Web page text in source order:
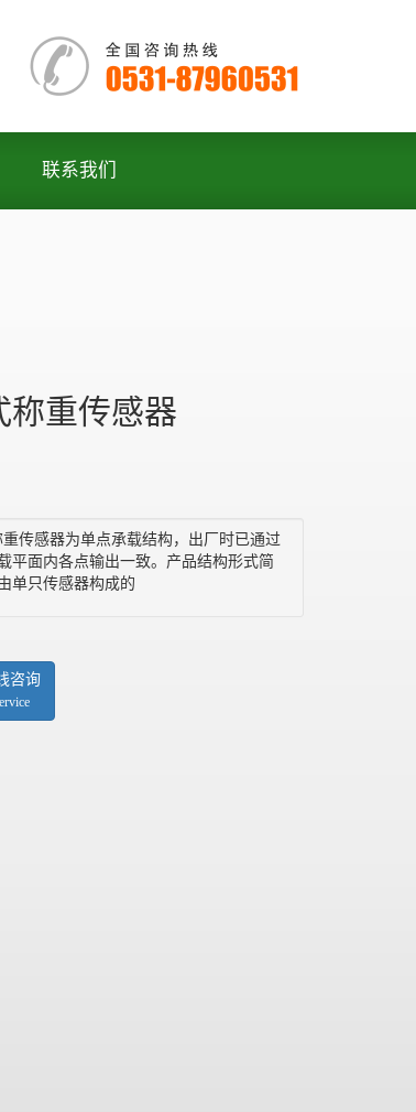
联系我们
称重传感器
传感器为单点承载结构，出厂时已通过
平面内各点输出一致。产品结构形式简
单只传感器构成的
咨询